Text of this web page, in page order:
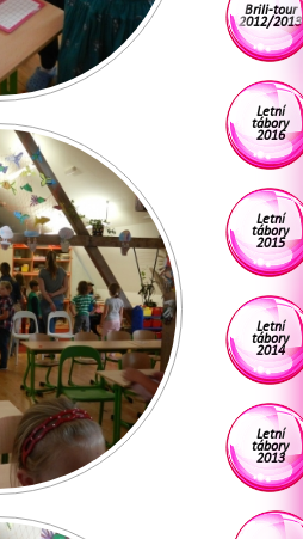
Brili-tour
2012/2013
Letní
tábory
2016
Letní
tábory
2015
Letní
tábory
2014
Letní
tábory
2013